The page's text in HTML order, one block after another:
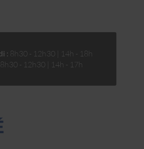
: 8h30 - 12h30 | 14h - 18h
8h30 - 12h30 | 14h - 17h